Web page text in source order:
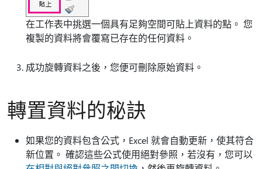
在工作表中挑選一個具有足夠空間可貼上資料的點。 您
複製的資料將會覆寫已存在的任何資料。
成功旋轉資料之後，您便可刪除原始資料。
轉置資料的秘訣
如果您的資料包含公式，Excel 就會自動更新，使其符合
新位置。 確認這些公式使用絕對參照，若沒有，您可以